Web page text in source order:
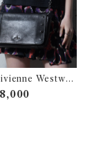
Westwo
ヴィヴィアンウエ
ウッド オーブロゴ